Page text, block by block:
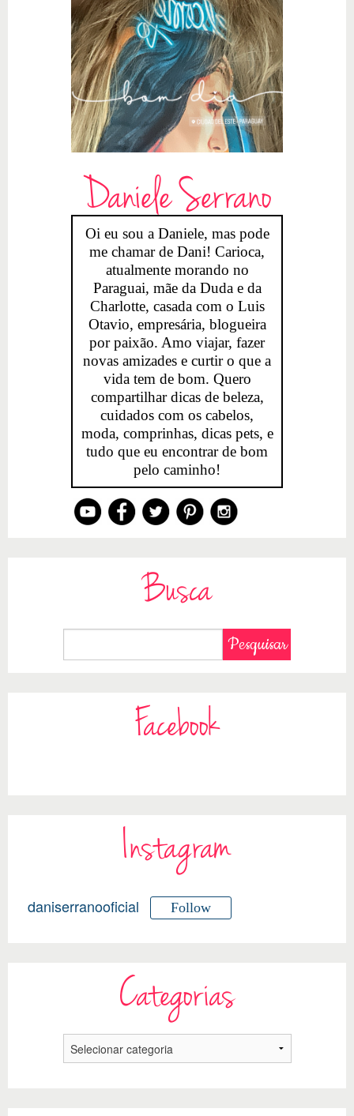
Daniele Serrano
Oi eu sou a Daniele, mas pode
me chamar de Dani! Carioca,
atualmente morando no
Paraguai, mãe da Duda e da
Charlotte, casada com o Luis
Otavio, empresária, blogueira
por paixão. Amo viajar, fazer
novas amizades e curtir o que a
vida tem de bom. Quero
compartilhar dicas de beleza,
cuidados com os cabelos,
moda, comprinhas, dicas pets, e
tudo que eu encontrar de bom
pelo caminho!
Busca
Facebook
Instagram
daniserranooficial Follow
Categorias